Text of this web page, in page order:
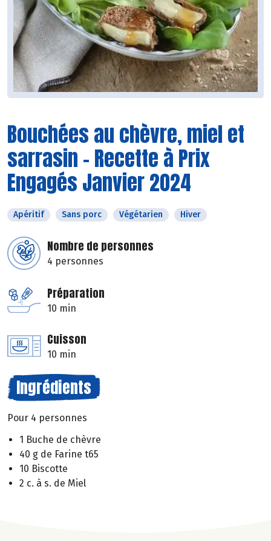
Bouchées au chèvre, miel et
sarrasin - Recette à Prix
Engagés Janvier 2024
Apéritif Sans porc Végétarien Hiver
Nombre de personnes
4 personnes
Préparation
10 min
Cuisson
10 min
Ingrédients
Pour 4 personnes
1 Buche de chèvre
40 g de Farine t65
10 Biscotte
2 c. à s. de Miel